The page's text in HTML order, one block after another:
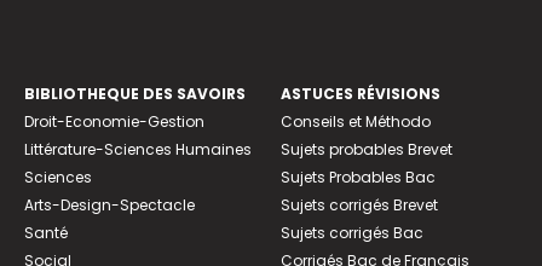
BIBLIOTHEQUE DES SAVOIRS
Droit-Economie-Gestion
Littérature-Sciences Humaines
Sciences
Arts-Design-Spectacle
Santé
Social
ASTUCES RÉVISIONS
Conseils et Méthodo
Sujets probables Brevet
Sujets Probables Bac
Sujets corrigés Brevet
Sujets corrigés Bac
Corrigés Bac de Français